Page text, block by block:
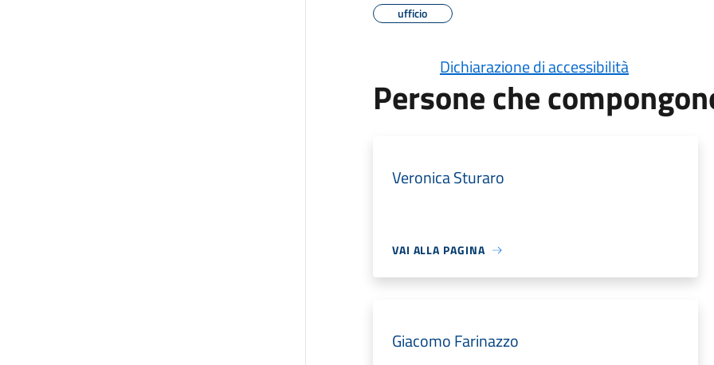
ufficio
Dichiarazione di accessibilità
Persone che
Veronica Sturaro
VAI ALLA PAGINA
Giacomo Farinazzo